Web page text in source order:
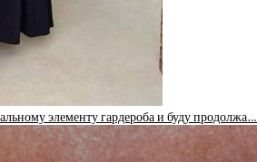
элементу гардероба и буду продолжа…